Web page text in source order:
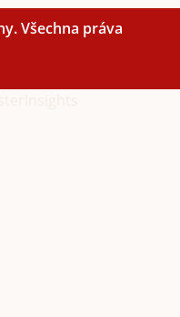
Všechna práva